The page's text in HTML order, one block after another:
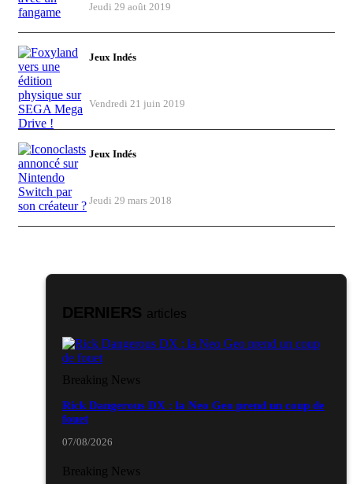
Jeudi 29 août 2019
Jeux Indés
Vendredi 21 juin 2019
Jeux Indés
Jeudi 29 mars 2018
DERNIERS articles
Breaking News
Rick Dangerous DX : la Neo Geo prend un coup de
fouet
07/08/2026
Breaking News